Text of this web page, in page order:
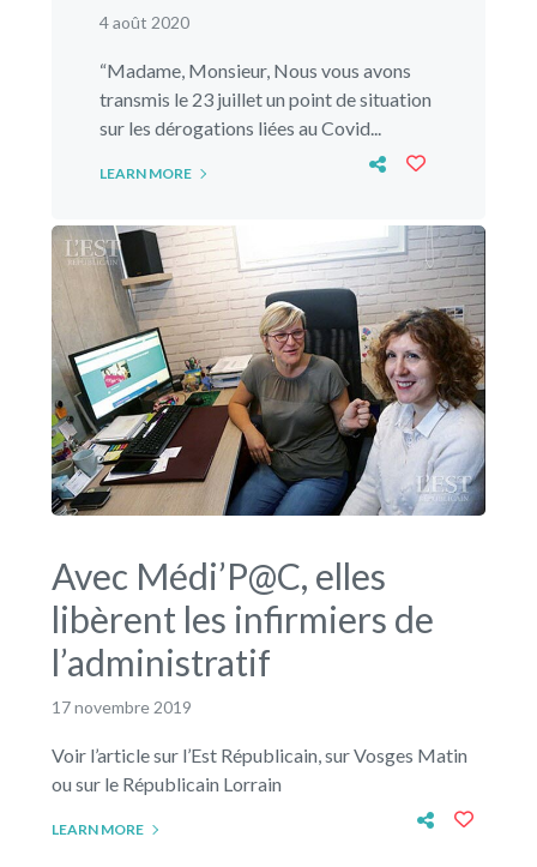
4 août 2020
“Madame, Monsieur, Nous vous avons
transmis le 23 juillet un point de situation
sur les dérogations liées au Covid...
LEARN MORE
Avec Médi’P@C, elles
libèrent les infirmiers de
l’administratif
17 novembre 2019
Voir l’article sur l’Est Républicain, sur Vosges Matin
ou sur le Républicain Lorrain
LEARN MORE